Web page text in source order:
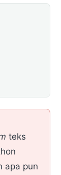
teks
apa pun